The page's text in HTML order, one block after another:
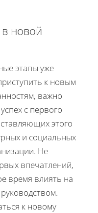
в новой
этапы уже
к новым
важно
с первого
этого
и социальных
Не
впечатлений,
время влиять на
к новому